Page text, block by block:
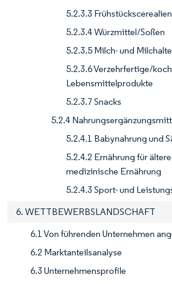
5.2.3.3 Frühstückscerealien
5.2.3.4 Würzmittel/Soßen
5.2.3.5 Milch- und
5.2.3.6 Verzehrfertige/
Lebensmittelprodukte
5.2.3.7 Snacks
5.2.4
5.2.4.1 Babynahrung und
5.2.4.2 Ernährung für
medizinische Ernährung
5.2.4.3 Sport- und
6. WETTBEWERBSLANDSCHAFT
6.1 Von führenden Unternehmen
6.2 Marktanteilsanalyse
6.3 Unternehmensprofile